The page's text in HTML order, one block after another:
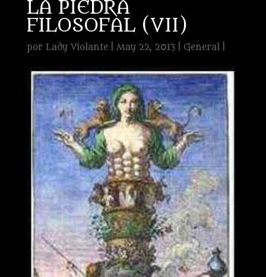
LA PIEDRA
FILOSOFAL (VII)
por Lady Violante| May 22, 2013| General|